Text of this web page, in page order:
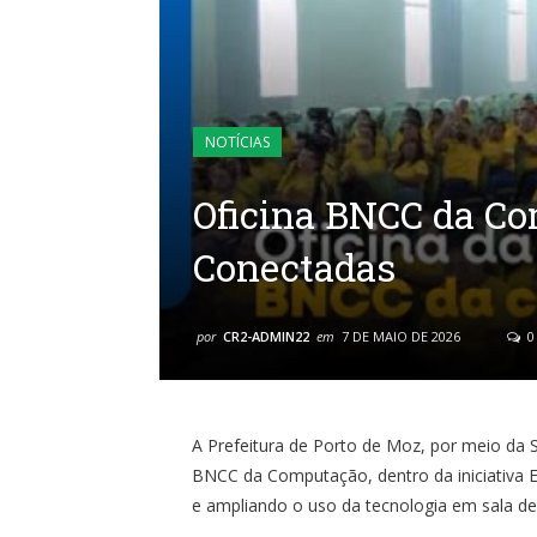
NOTÍCIAS
Oficina BNCC da
Conectadas
por CR2-ADMIN22 em 7 DE MAIO DE 2026
A Prefeitura de Porto de Moz, por meio da
BNCC da Computação, dentro da iniciativa
e ampliando o uso da tecnologia em sala